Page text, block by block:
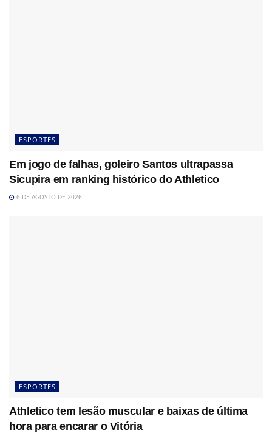
ESPORTES
Em jogo de falhas, goleiro Santos ultrapassa
Sicupira em ranking histórico do Athletico
6 DE AGOSTO DE 2026
ESPORTES
Athletico tem lesão muscular e baixas de última
hora para encarar o Vitória